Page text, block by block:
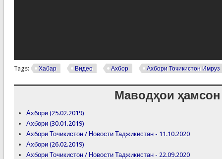
Tags: Хабар Видео Ахбор Ахбори Точикистон Имруз
Маводҳои ҳамсон
Ахбори (25.02.2019)
Ахбори (30.01.2019)
Ахбори Точикистон / Новости Таджикистан - 11.10.2020
Ахбори (26.02.2019)
Ахбори Точикистон / Новости Таджикистан - 22.09.2020